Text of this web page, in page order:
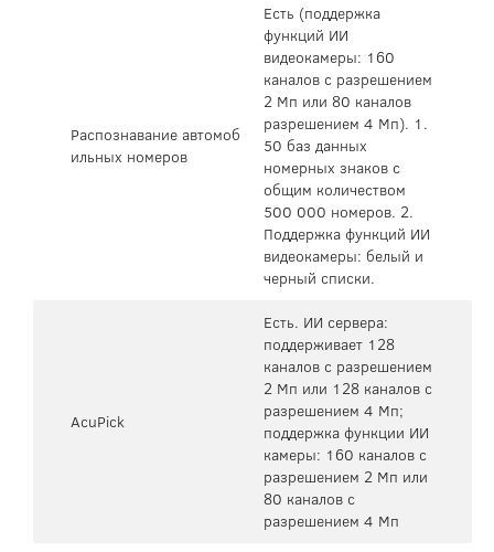
Распознавание автомоб
ильных номеров
Есть (поддержка
функций ИИ
видеокамеры: 160
каналов с разрешением
2 Мп или 80 каналов
разрешением 4 Мп). 1.
50 баз данных
номерных знаков с
общим количеством
500 000 номеров. 2.
Поддержка функций ИИ
видеокамеры: белый и
черный списки.
AcuPick
Есть. ИИ сервера:
поддерживает 128
каналов с разрешением
2 Мп или 128 каналов с
разрешением 4 Мп;
поддержка функции ИИ
камеры: 160 каналов с
разрешением 2 Мп или
80 каналов с
разрешением 4 Мп